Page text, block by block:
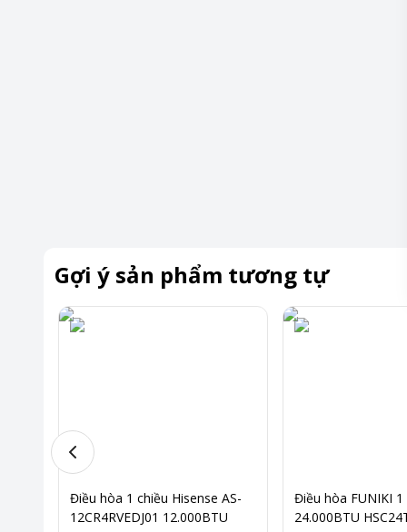
Gợi ý sản phẩm tương tự
Điều hòa 1 chiều Hisense AS-
12CR4RVEDJ01 12.000BTU
Điều hòa FUNIKI 1
24.000BTU